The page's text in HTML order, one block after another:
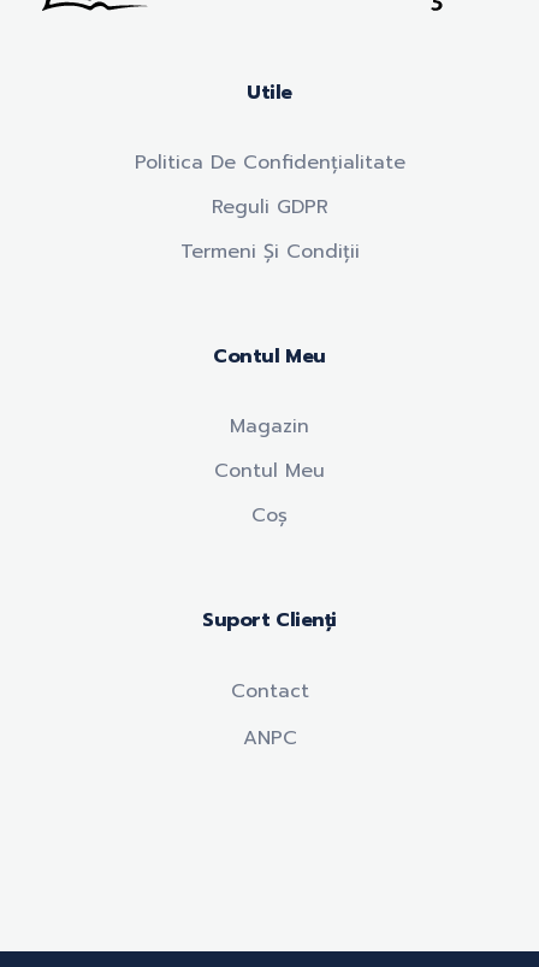
Utile
Politica De Confidențialitate
Reguli GDPR
Termeni Și Condiții
Contul Meu
Magazin
Contul Meu
Coș
Suport Clienți
Contact
ANPC